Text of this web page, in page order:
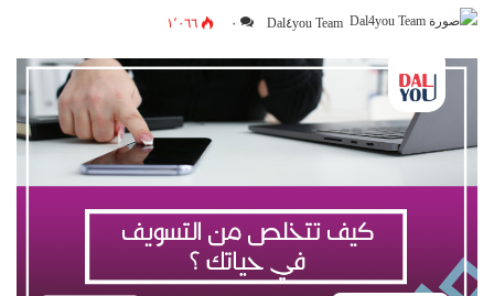
Dal٤you Team ٠ ١٬٠٦٦